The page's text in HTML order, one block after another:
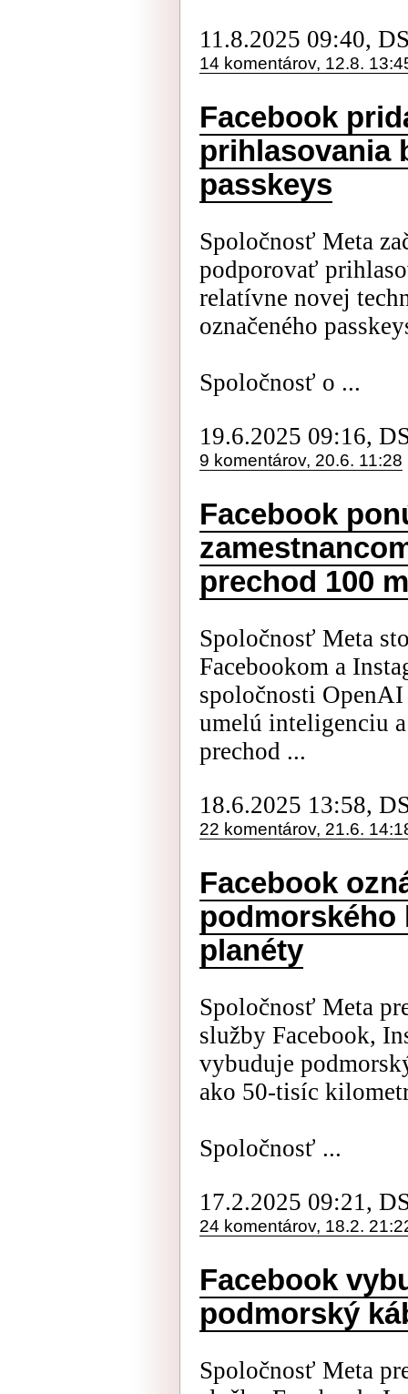
11.8.2025 09:40,
14 komentárov, 12.8.
Facebook
prihlasovania
passkeys
Spoločnosť Meta
podporovať
relatívne novej
označeného
Spoločnosť o ...
19.6.2025 09:16,
9 komentárov, 20.6. 11:28
Facebook
prechod 100
Spoločnosť Meta
Facebookom a
spoločnosti
umelú inteligenciu
prechod ...
18.6.2025 13:58,
22 komentárov, 21.6.
Facebook
podmorského
planéty
Spoločnosť Meta
služby Facebook,
vybuduje
ako 50-tisíc
Spoločnosť ...
17.2.2025 09:21,
24 komentárov, 18.2.
Facebook
podmorský
Spoločnosť Meta